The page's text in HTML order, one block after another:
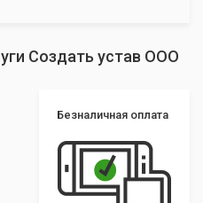
Создать устав ООО
Безналичная оплата